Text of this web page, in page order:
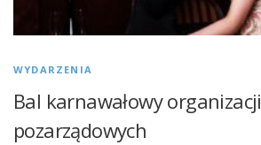
WYDARZENIA
Bal karnawałowy organizacji
pozarządowych